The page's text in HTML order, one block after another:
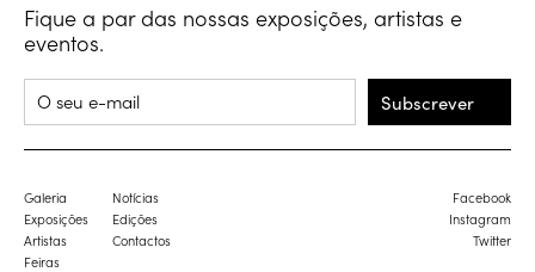
Fique a par das nossas exposições, artistas e
eventos.
Subscrever
Galeria
Exposições
Artistas
Feiras
Notícias
Edições
Contactos
Facebook
Instagram
Twitter